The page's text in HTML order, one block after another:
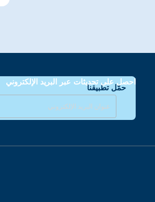
حمّل تطبيقنا
احصل على تحديثات عبر البريد الإلكتروني